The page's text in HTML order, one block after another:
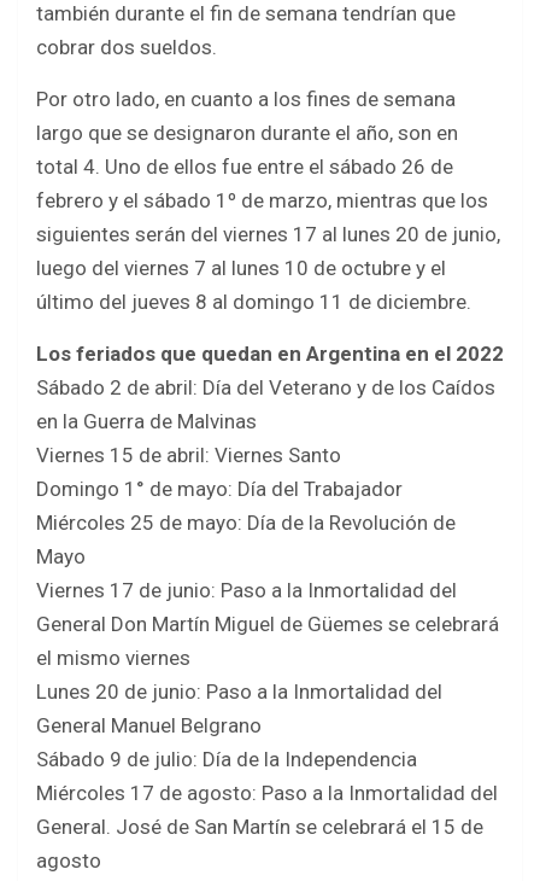
también durante el fin de semana tendrían que
cobrar dos sueldos.
Por otro lado, en cuanto a los fines de semana
largo que se designaron durante el año, son en
total 4. Uno de ellos fue entre el sábado 26 de
febrero y el sábado 1º de marzo, mientras que los
siguientes serán del viernes 17 al lunes 20 de junio,
luego del viernes 7 al lunes 10 de octubre y el
último del jueves 8 al domingo 11 de diciembre.
Los feriados que quedan en Argentina en el 2022
Sábado 2 de abril: Día del Veterano y de los Caídos
en la Guerra de Malvinas
Viernes 15 de abril: Viernes Santo
Domingo 1° de mayo: Día del Trabajador
Miércoles 25 de mayo: Día de la Revolución de
Mayo
Viernes 17 de junio: Paso a la Inmortalidad del
General Don Martín Miguel de Güemes se celebrará
el mismo viernes
Lunes 20 de junio: Paso a la Inmortalidad del
General Manuel Belgrano
Sábado 9 de julio: Día de la Independencia
Miércoles 17 de agosto: Paso a la Inmortalidad del
General. José de San Martín se celebrará el 15 de
agosto